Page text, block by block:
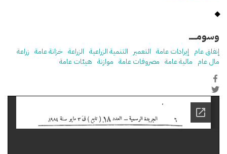
وسومـــــ
إنفاق عام إيرادات عامة التعمير التنمية الزراعية الزراعة خزانة عامة زراعة
مال عام مالية عامة مصروفات عامة موازنة هيئات عامة